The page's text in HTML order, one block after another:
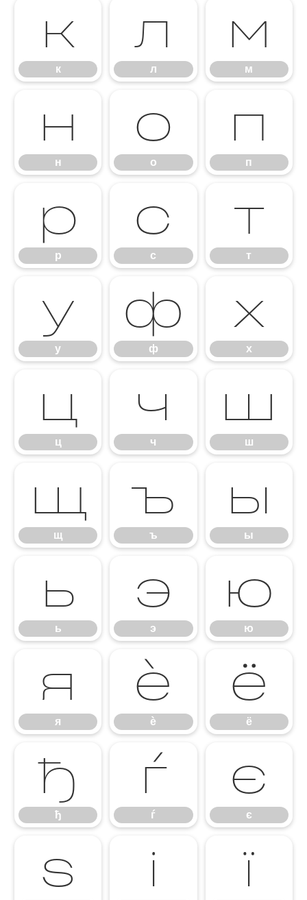
к
к
л
л
м
м
н
н
о
о
п
п
р
р
с
с
т
т
у
у
ф
ф
х
х
ц
ц
ч
ч
ш
ш
щ
щ
ъ
ъ
ы
ы
ь
ь
э
э
ю
ю
я
я
ѐ
ѐ
ё
ё
ђ
ђ
ѓ
ѓ
є
є
ѕ і ї